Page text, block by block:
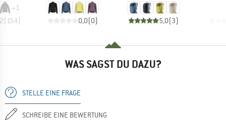
+1
(154) 0,0(0) 5,0(3)
WAS SAGST DU DAZU?
STELLE EINE FRAGE
SCHREIBE EINE BEWERTUNG